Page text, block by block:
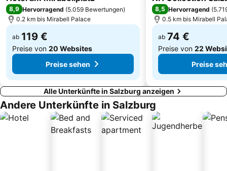
8,9 Hervorragend (5.059 Bewertungen)
0.2 km bis Mirabell Palace
ab 119 €
Preise von 20 Websites
Preise sehen
8,5 Hervorragend (
0.5 km bis Mirabell
ab 74 €
Preise von 22
Preise
Alle Unterkünfte in Salzburg anzeigen
Andere Unterkünfte in Salzburg